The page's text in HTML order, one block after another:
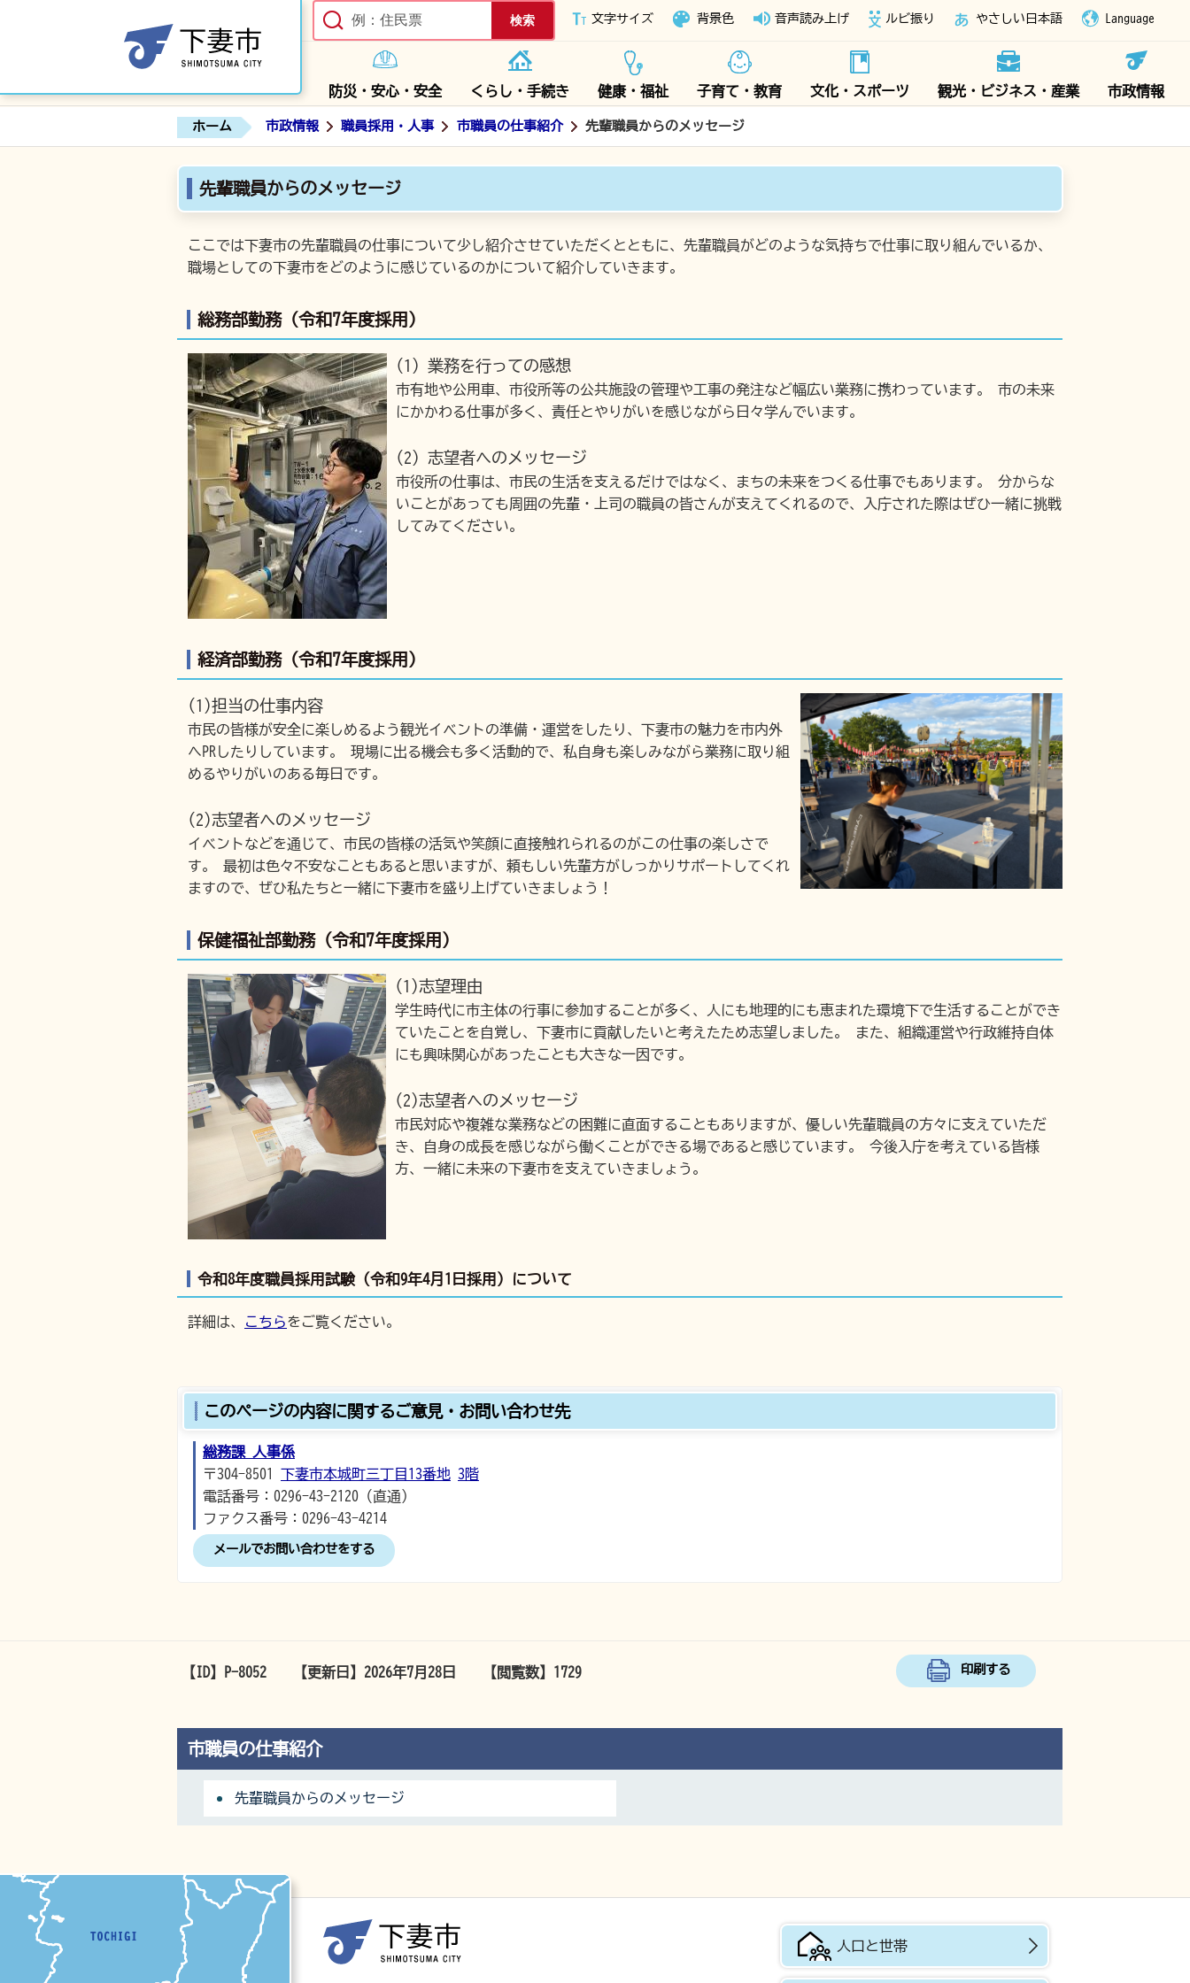
下妻市ホームページ
文字サイズ 背景色 音声読み上げ ルビ振り やさしい日本語 Language
防災・安心・安全 くらし・手続き 健康・福祉 子育て・教育 文化・スポーツ 観光・ビジネス・産業 市政情報
ホーム 市政情報 職員採用・人事 市職員の仕事紹介 先輩職員からのメッセージ
先輩職員からのメッセージ
ここでは下妻市の先輩職員の仕事について少し紹介させていただくとともに、先輩職員がどのような気持ちで仕事に取り組んでいるか、
職場としての下妻市をどのように感じているのかについて紹介していきます。
総務部勤務（令和7年度採用）
(1) 業務を行っての感想
市有地や公用車、市役所等の公共施設の管理や工事の発注など幅広い業務に携わっています。 市の未来
にかかわる仕事が多く、責任とやりがいを感じながら日々学んでいます。
(2) 志望者へのメッセージ
市役所の仕事は、市民の生活を支えるだけではなく、まちの未来をつくる仕事でもあります。 分からな
いことがあっても周囲の先輩・上司の職員の皆さんが支えてくれるので、入庁された際はぜひ一緒に挑戦
してみてください。
経済部勤務（令和7年度採用）
(1)担当の仕事内容
市民の皆様が安全に楽しめるよう観光イベントの準備・運営をしたり、下妻市の魅力を市内外
へPRしたりしています。 現場に出る機会も多く活動的で、私自身も楽しみながら業務に取り組
めるやりがいのある毎日です。
(2)志望者へのメッセージ
イベントなどを通じて、市民の皆様の活気や笑顔に直接触れられるのがこの仕事の楽しさで
す。 最初は色々不安なこともあると思いますが、頼もしい先輩方がしっかりサポートしてくれ
ますので、ぜひ私たちと一緒に下妻市を盛り上げていきましょう！
保健福祉部勤務（令和7年度採用）
(1)志望理由
学生時代に市主体の行事に参加することが多く、人にも地理的にも恵まれた環境下で生活することができ
ていたことを自覚し、下妻市に貢献したいと考えたため志望しました。 また、組織運営や行政維持自体
にも興味関心があったことも大きな一因です。
(2)志望者へのメッセージ
市民対応や複雑な業務などの困難に直面することもありますが、優しい先輩職員の方々に支えていただ
き、自身の成長を感じながら働くことができる場であると感じています。 今後入庁を考えている皆様
方、一緒に未来の下妻市を支えていきましょう。
令和8年度職員採用試験（令和9年4月1日採用）について
詳細は、 こちらをご覧ください。
このページの内容に関するご意見・お問い合わせ先
総務課 人事係
〒304-8501 下妻市本城町三丁目13番地 3階
電話番号：0296-43-2120（直通）
ファクス番号：0296-43-4214
メールでお問い合わせをする
【ID】 P-8052 【更新日】 2026年7月28日 【閲覧数】 1729 印刷する
市職員の仕事紹介
先輩職員からのメッセージ
人口と世帯